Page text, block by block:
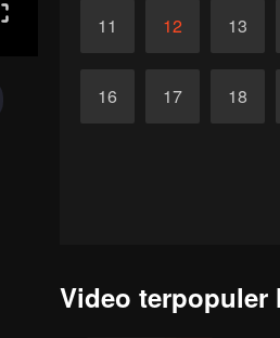
11 12 13
16 17 18
Video terpopuler